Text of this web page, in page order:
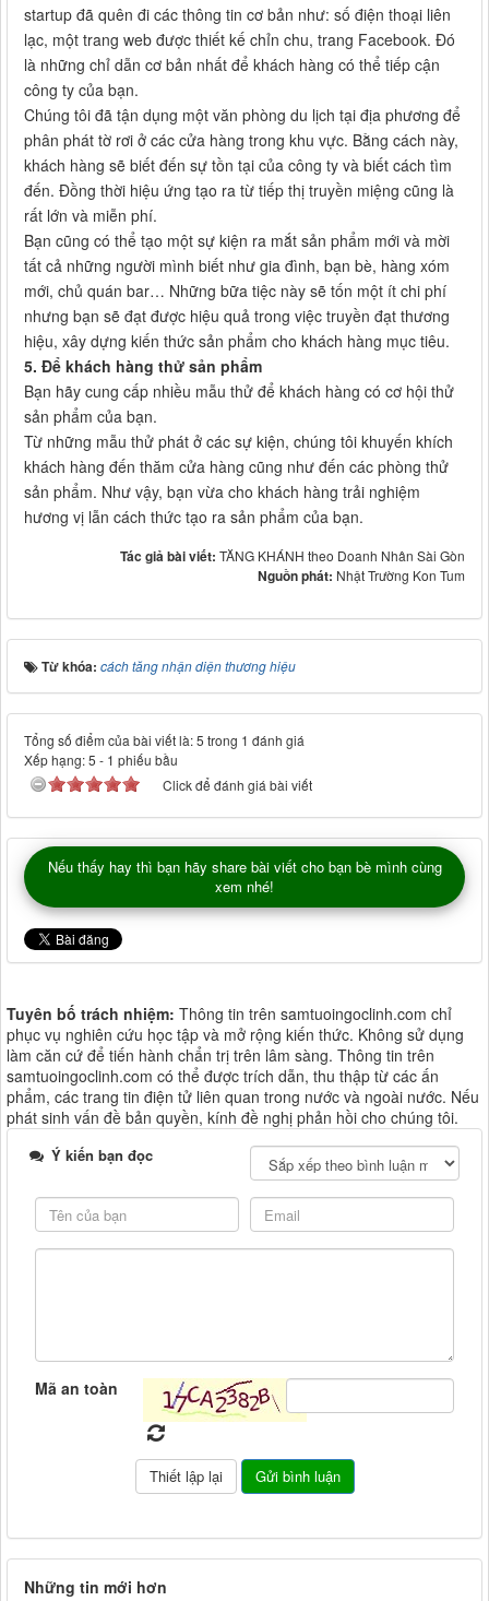
startup đã quên đi các thông tin cơ bản như: số điện thoại liên
lạc, một trang web được thiết kế chỉn chu, trang Facebook. Đó
là những chỉ dẫn cơ bản nhất để khách hàng có thể tiếp cận
công ty của bạn.
Chúng tôi đã tận dụng một văn phòng du lịch tại địa phương để
phân phát tờ rơi ở các cửa hàng trong khu vực. Bằng cách này,
khách hàng sẽ biết đến sự tồn tại của công ty và biết cách tìm
đến. Đồng thời hiệu ứng tạo ra từ tiếp thị truyền miệng cũng là
rất lớn và miễn phí.
Bạn cũng có thể tạo một sự kiện ra mắt sản phẩm mới và mời
tất cả những người mình biết như gia đình, bạn bè, hàng xóm
mới, chủ quán bar… Những bữa tiệc này sẽ tốn một ít chi phí
nhưng bạn sẽ đạt được hiệu quả trong việc truyền đạt thương
hiệu, xây dựng kiến thức sản phẩm cho khách hàng mục tiêu.
5. Để khách hàng thử sản phẩm
Bạn hãy cung cấp nhiều mẫu thử để khách hàng có cơ hội thử
sản phẩm của bạn.
Từ những mẫu thử phát ở các sự kiện, chúng tôi khuyến khích
khách hàng đến thăm cửa hàng cũng như đến các phòng thử
sản phẩm. Như vậy, bạn vừa cho khách hàng trải nghiệm
hương vị lẫn cách thức tạo ra sản phẩm của bạn.
Tác giả bài viết: TĂNG KHÁNH theo Doanh Nhân Sài Gòn
Nguồn phát: Nhật Trường Kon Tum
Từ khóa: cách tăng nhận diện thương hiệu
Tổng số điểm của bài viết là: 5 trong 1 đánh giá
Xếp hạng:5 - 1 phiếu bầu
Click để đánh giá bài viết
Nếu thấy hay thì bạn hãy share bài viết cho bạn bè mình cùng
xem nhé!
Tuyên bố trách nhiệm: Thông tin trên samtuoingoclinh.com chỉ
phục vụ nghiên cứu học tập và mở rộng kiến thức. Không sử dụng
làm căn cứ để tiến hành chẩn trị trên lâm sàng. Thông tin trên
samtuoingoclinh.com có thể được trích dẫn, thu thập từ các ấn
phẩm, các trang tin điện tử liên quan trong nước và ngoài nước. Nếu
phát sinh vấn đề bản quyền, kính đề nghị phản hồi cho chúng tôi.
Ý kiến bạn đọc
Mã an toàn
Những tin mới hơn